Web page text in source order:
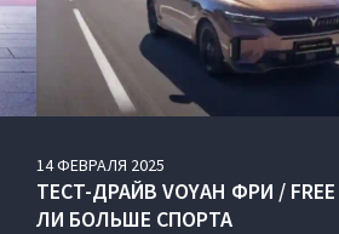
14ФЕВРАЛЯ 2025
ТЕСТ-ДРАЙВ VOYAH ФРИ /
ЛИ БОЛЬШЕ СПОРТА